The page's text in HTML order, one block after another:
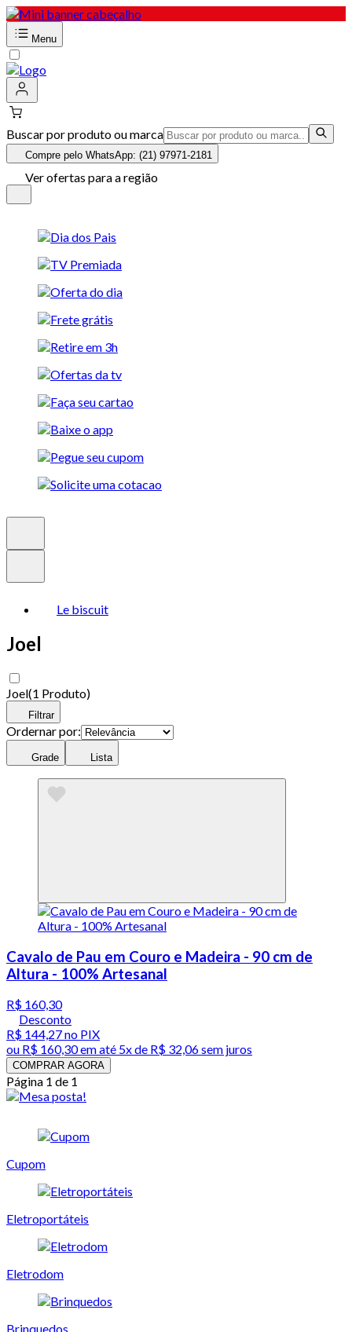
Menu
Buscar por produto ou marca
Compre pelo WhatsApp: (21) 97971-2181
Ver ofertas para a região
Le biscuit
Joel
Joel(1 Produto)
Filtrar
Ordernar por:
Grade Lista
Cavalo de Pau em Couro e Madeira - 90 cm de
Altura - 100% Artesanal
R$ 160,30
Desconto
R$ 144,27no PIX
ou R$ 160,30em até 5x de R$ 32,06 sem juros
COMPRAR AGORA
Página 1 de 1
Cupom
Eletroportáteis
Eletrodom
Brinquedos